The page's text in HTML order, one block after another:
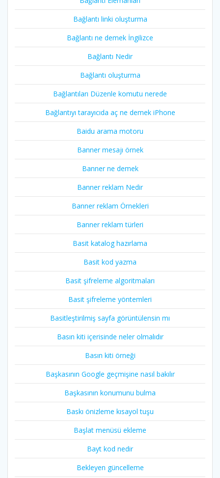
Bağlantı linki oluşturma
Bağlantı ne demek İngilizce
Bağlantı Nedir
Bağlantı oluşturma
Bağlantıları Düzenle komutu nerede
Bağlantıyı tarayıcıda aç ne demek iPhone
Baidu arama motoru
Banner mesajı örnek
Banner ne demek
Banner reklam Nedir
Banner reklam Örnekleri
Banner reklam türleri
Basit katalog hazırlama
Basit kod yazma
Basit şifreleme algoritmaları
Basit şifreleme yöntemleri
Basitleştirilmiş sayfa görüntülensin mı
Basın kiti içerisinde neler olmalıdır
Basın kiti örneği
Başkasının Google geçmişine nasıl bakılır
Başkasının konumunu bulma
Baskı önizleme kısayol tuşu
Başlat menüsü ekleme
Bayt kod nedir
Bekleyen güncelleme